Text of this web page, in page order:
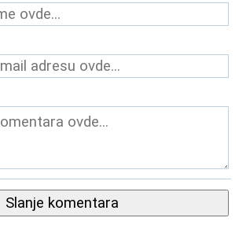
Slanje komentara